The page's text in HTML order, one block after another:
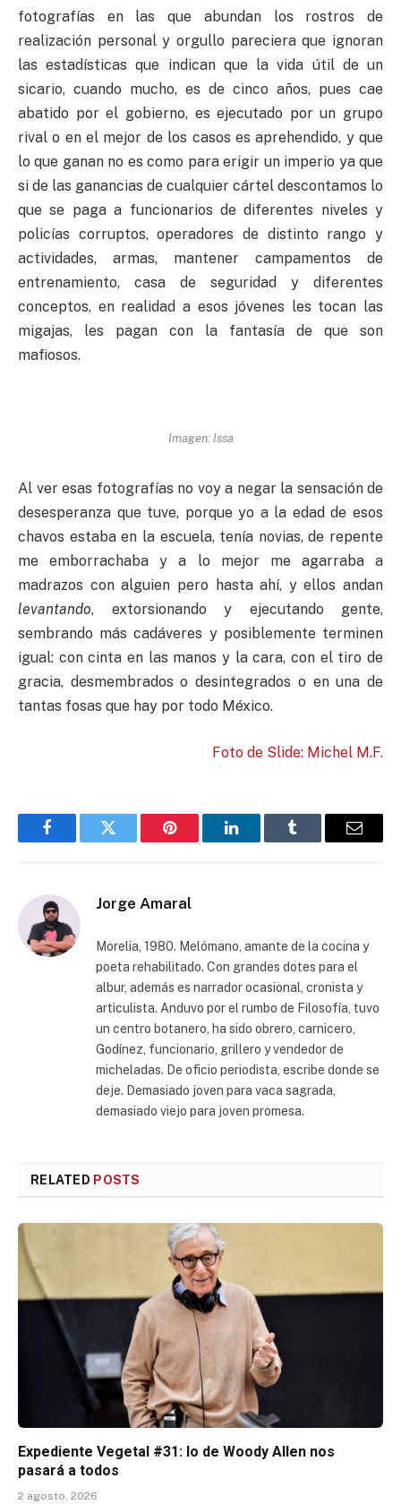
fotografías en las que abundan los rostros de
realización personal y orgullo pareciera que ignoran
las estadísticas que indican que la vida útil de un
sicario, cuando mucho, es de cinco años, pues cae
abatido por el gobierno, es ejecutado por un grupo
rival o en el mejor de los casos es aprehendido, y que
lo que ganan no es como para erigir un imperio ya que
si de las ganancias de cualquier cártel descontamos lo
que se paga a funcionarios de diferentes niveles y
policías corruptos, operadores de distinto rango y
actividades, armas, mantener campamentos de
entrenamiento, casa de seguridad y diferentes
conceptos, en realidad a esos jóvenes les tocan las
migajas, les pagan con la fantasía de que son
mafiosos.
Imagen: Issa
Al ver esas fotografías no voy a negar la sensación de
desesperanza que tuve, porque yo a la edad de esos
chavos estaba en la escuela, tenía novias, de repente
me emborrachaba y a lo mejor me agarraba a
madrazos con alguien pero hasta ahí, y ellos andan
levantando, extorsionando y ejecutando gente,
sembrando más cadáveres y posiblemente terminen
igual: con cinta en las manos y la cara, con el tiro de
gracia, desmembrados o desintegrados o en una de
tantas fosas que hay por todo México.
Foto de Slide: Michel M.F.
FacebookTwitter Pinterest LinkedInTumblr Email
Jorge Amaral
Morelia, 1980. Melómano, amante de la cocina y
poeta rehabilitado. Con grandes dotes para el
albur, además es narrador ocasional, cronista y
articulista. Anduvo por el rumbo de Filosofía, tuvo
un centro botanero, ha sido obrero, carnicero,
Godínez, funcionario, grillero y vendedor de
micheladas. De oficio periodista, escribe donde se
deje. Demasiado joven para vaca sagrada,
demasiado viejo para joven promesa.
RELATED POSTS
Expediente Vegetal #31: lo de Woody Allen nos
pasará a todos
2 agosto, 2026